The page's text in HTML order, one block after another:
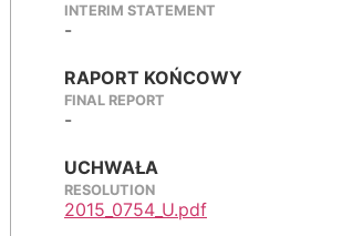
INTERIM STATEMENT
-
RAPORT KOŃCOWY
FINAL REPORT
-
UCHWAŁA
RESOLUTION
2015_0754_U.pdf